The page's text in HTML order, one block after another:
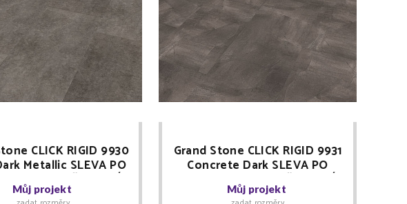
CLICK RIGID 9930
Metallic SLEVA PO
+ MNOŽSTEVNÍ
Floor Forever
Můj projekt
Grand Stone CLICK RIGID 9931
Concrete Dark SLEVA PO
REGISTRACI + MNOŽSTEVNÍ
SLEVY Floor Forever
Můj projekt